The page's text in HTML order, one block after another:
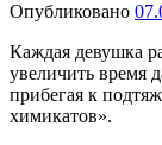
Опубликовано
Каждая девушка
увеличить время
прибегая к
химикатов».